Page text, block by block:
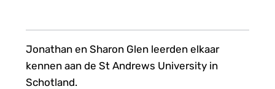
Jonathan en Sharon Glen leerden elkaar
kennen aan de St Andrews University in
Schotland.